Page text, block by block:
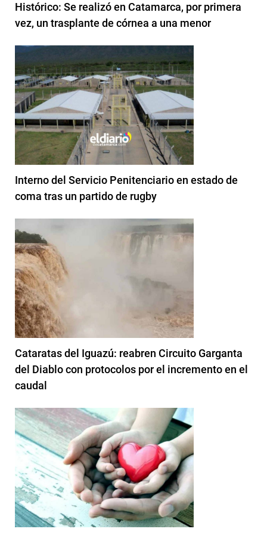
Histórico: Se realizó en Catamarca, por primera
vez, un trasplante de córnea a una menor
Interno del Servicio Penitenciario en estado de
coma tras un partido de rugby
Cataratas del Iguazú: reabren Circuito Garganta
del Diablo con protocolos por el incremento en el
caudal